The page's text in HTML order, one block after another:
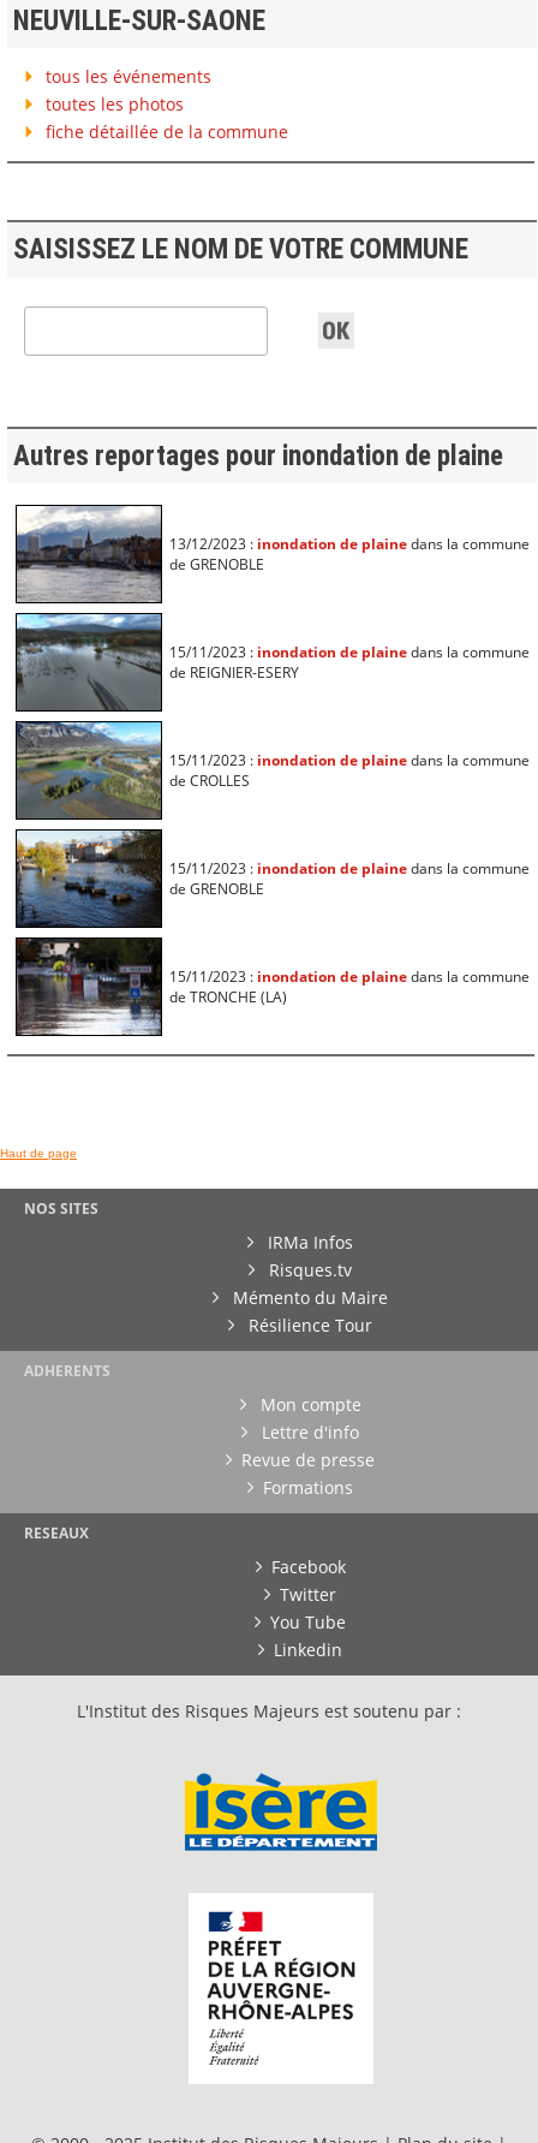
NEUVILLE-SUR-SAONE
tous les événements
toutes les photos
fiche détaillée de la commune
SAISISSEZ LE NOM DE VOTRE COMMUNE
Autres reportages pour inondation de plaine
13/12/2023 : inondation de plainedans la commune
de GRENOBLE
15/11/2023 : inondation de plainedans la commune
de REIGNIER-ESERY
15/11/2023 : inondation de plainedans la commune
de CROLLES
15/11/2023 : inondation de plainedans la commune
de GRENOBLE
15/11/2023 : inondation de plainedans la commune
de TRONCHE (LA)
Haut de page
NOS SITES
IRMa Infos
Risques.tv
Mémento du Maire
Résilience Tour
ADHERENTS
Mon compte
Lettre d'info
Revue de presse
Formations
RESEAUX
Facebook
Twitter
You Tube
Linkedin
L'Institut des Risques Majeurs est soutenu par :